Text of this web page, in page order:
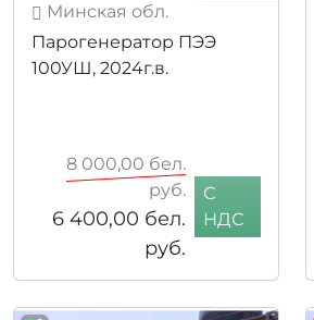
Минская обл.
Парогенератор ПЭЭ
100УШ, 2024г.в.
8 000,00 бел.
руб.
6 400,00 бел.
руб.
С
НДС